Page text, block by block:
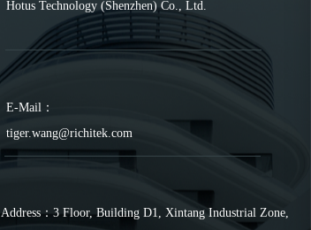
Hotus Technology (Shenzhen) Co., Ltd.
E-Mail：
tiger.wang@richitek.com
Address：3 Floor, Building D1, Xintang Industrial Zone,